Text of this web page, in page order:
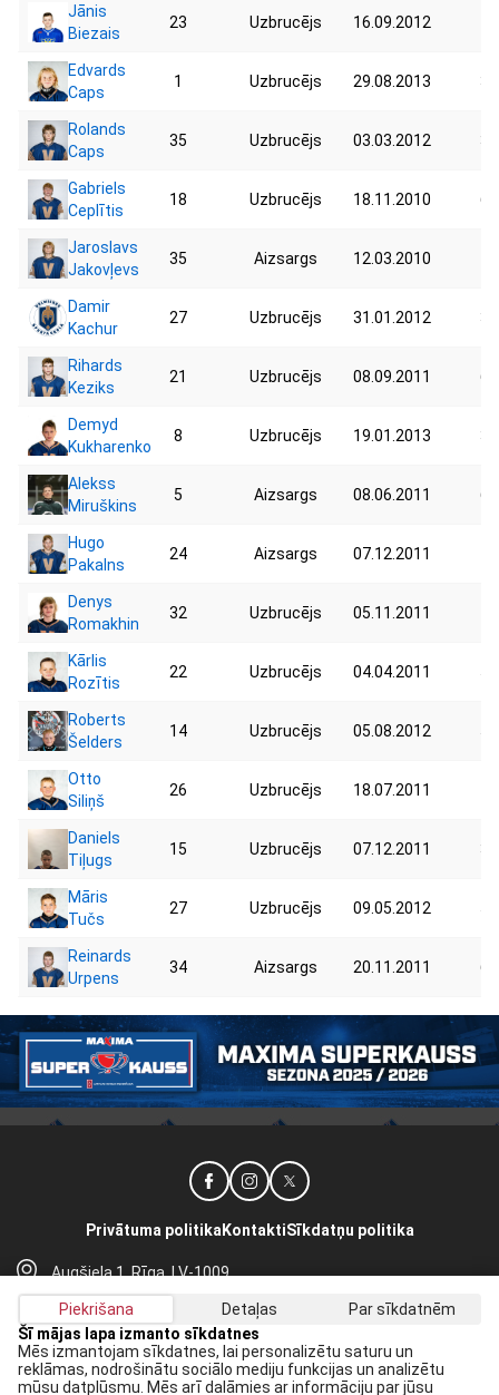
Jānis
Biezais
23 Uzbrucējs 16.09.2012
Edvards
Caps
1 Uzbrucējs 29.08.2013
Rolands
Caps
35 Uzbrucējs 03.03.2012
Gabriels
Ceplītis
18 Uzbrucējs 18.11.2010
Jaroslavs
Jakovļevs
35 Aizsargs 12.03.2010
Damir
Kachur
27 Uzbrucējs 31.01.2012
Rihards
Keziks
21 Uzbrucējs 08.09.2011
Demyd
Kukharenko
8 Uzbrucējs 19.01.2013
Alekss
Miruškins
5 Aizsargs 08.06.2011
Hugo
Pakalns
24 Aizsargs 07.12.2011
Denys
Romakhin
32 Uzbrucējs 05.11.2011
Kārlis
Rozītis
22 Uzbrucējs 04.04.2011
Roberts
Šelders
14 Uzbrucējs 05.08.2012
Otto
Siliņš
26 Uzbrucējs 18.07.2011
Daniels
Tiļugs
15 Uzbrucējs 07.12.2011
Māris
Tučs
27 Uzbrucējs 09.05.2012
Reinards
Urpens
34 Aizsargs 20.11.2011
Augšiela 1, Rīga, LV-1009
lhf@lhf.lv
+371 67565614
Privātuma politika KontaktiSīkdatņu politika
Saņem jaunākās ziņas savā E-pastā:
Piekrišana Detaļas
Par sīkdatnēm
Šī mājas lapa izmanto sīkdatnes
Mēs izmantojam sīkdatnes, lai personalizētu saturu un
reklāmas, nodrošinātu sociālo mediju funkcijas un analizētu
mūsu datplūsmu. Mēs arī dalāmies ar informāciju par jūsu